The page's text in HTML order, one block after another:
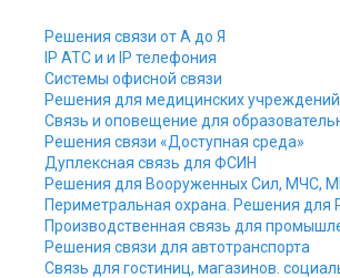
Решения связи от А до Я
IP АТС и и IP телефония
Системы офисной связи
Решения для медицинских учреждений
Связь и оповещение для
Решения связи «Доступная среда»
Дуплексная связь для ФСИН
Решения для Вооруженных Сил, МЧС,
Периметральная охрана. Решения для
Производственная связь для
Решения связи для автотранспорта
Связь для гостиниц, магазинов.